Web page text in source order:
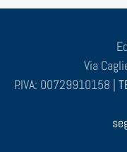
Via
P.IVA: 00729910158 |